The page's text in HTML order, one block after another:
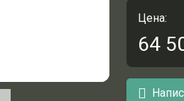
Цена:
64